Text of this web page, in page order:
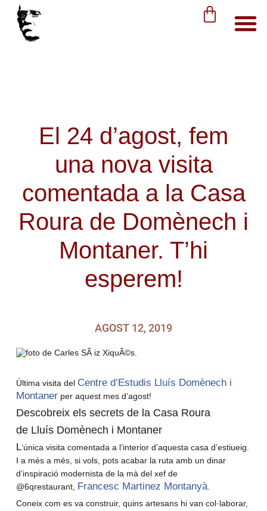
El 24 d’agost, fem
una nova visita
comentada a la Casa
Roura de Domènech i
Montaner. T’hi
esperem!
AGOST 12, 2019
Última visita del Centre d’Estudis Lluís Domènech i
Montanerper aquest mes d’agost!
Descobreix els secrets de la Casa Roura
de Lluís Domènech i Montaner
L‘única visita comentada a l’interior d’aquesta casa d’estiueig.
I a més a més, si vols, pots acabar la ruta amb un dinar
d’inspiració modernista de la mà del xef de
@6qrestaurant, Francesc Martinez Montanyà.
Coneix com es va construir, quins artesans hi van col·laborar,